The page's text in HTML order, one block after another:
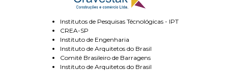
Institutos de Pesquisas Técnológicas - IPT
CREA-SP
Instituto de Engenharia
Instituto de Arquitetos do Brasil
Comitê Brasileiro de Barragens
Instituto de Arquitetos do Brasil